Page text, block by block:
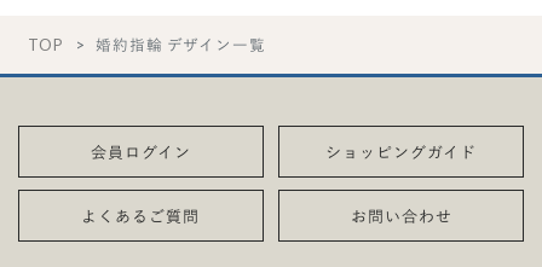
TOP 婚約指輪 デザイン一覧
会員ログイン ショッピングガイド
よくあるご質問 お問い合わせ